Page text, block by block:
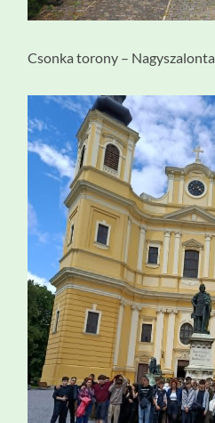
Csonka torony – Nagyszalonta